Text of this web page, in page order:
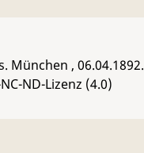
München , 06.04.1892.
ND-Lizenz (4.0)